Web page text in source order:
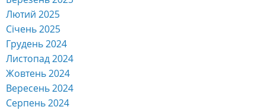
Лютий 2025
Січень 2025
Грудень 2024
Листопад 2024
Жовтень 2024
Вересень 2024
Серпень 2024